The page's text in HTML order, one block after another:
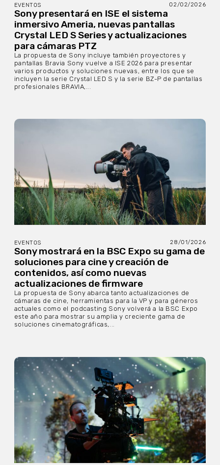
EVENTOS 02/02/2026
Sony presentará en ISE el sistema
inmersivo Ameria, nuevas pantallas
Crystal LED S Series y actualizaciones
para cámaras PTZ
La propuesta de Sony incluye también proyectores y
pantallas Bravia Sony vuelve a ISE 2026 para presentar
varios productos y soluciones nuevas, entre los que se
incluyen la serie Crystal LED S y la serie BZ-P de pantallas
profesionales BRAVIA,...
EVENTOS 28/01/2026
Sony mostrará en la BSC Expo su gama de
soluciones para cine y creación de
contenidos, así como nuevas
actualizaciones de firmware
La propuesta de Sony abarca tanto actualizaciones de
cámaras de cine, herramientas para la VP y para géneros
actuales como el podcasting Sony volverá a la BSC Expo
este año para mostrar su amplia y creciente gama de
soluciones cinematográficas,...